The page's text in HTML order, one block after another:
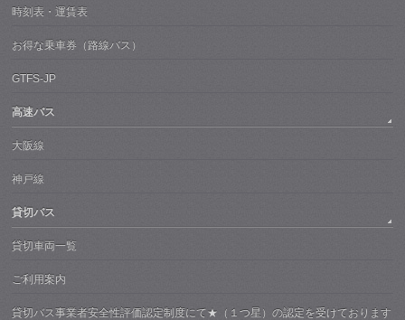
時刻表・運賃表
お得な乗車券（路線バス）
GTFS-JP
高速バス
大阪線
神戸線
貸切バス
貸切車両一覧
ご利用案内
貸切バス事業者安全性評価認定制度にて★（１つ星）の認定を受けております